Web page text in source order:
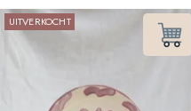
UITVERKOCHT